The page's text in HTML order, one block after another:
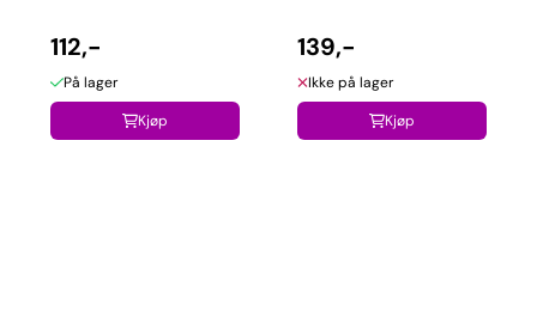
112,-
På lager
Kjøp
139,-
Ikke på lager
Kjøp